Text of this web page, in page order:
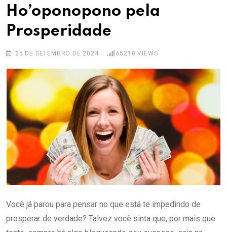
Ho’oponopono pela
Prosperidade
25 DE SETEMBRO DE 2024 65210 VIEWS
Você já parou para pensar no que está te impedindo de
prosperar de verdade? Talvez você sinta que, por mais que